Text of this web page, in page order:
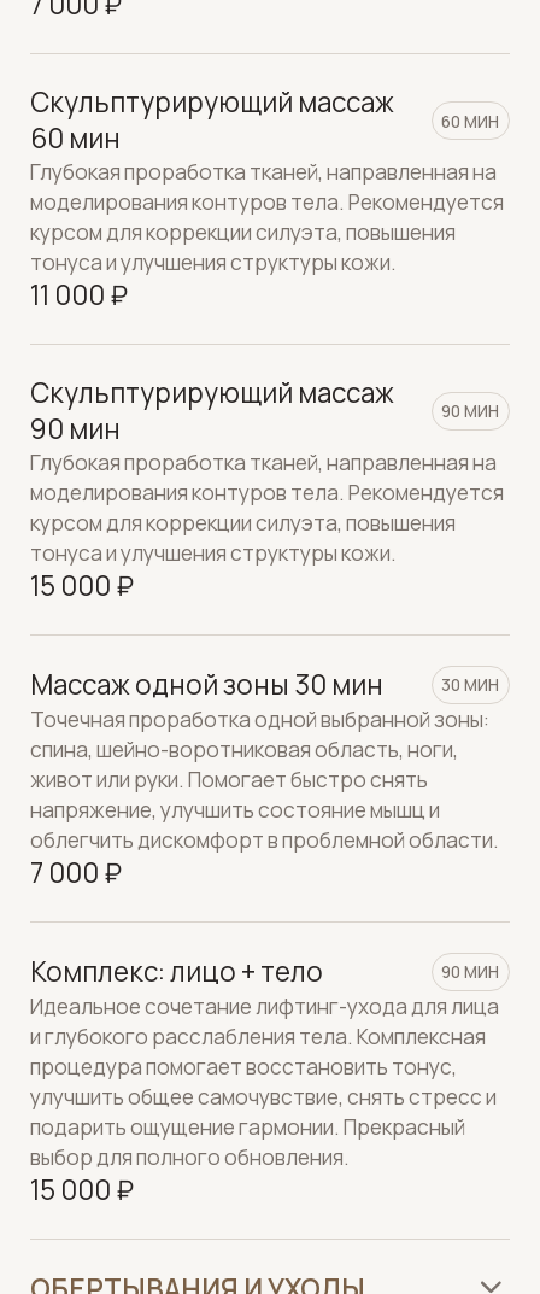
Массаж одной зоны 30 мин
Точечная проработка одной выбранной зоны:
спина, шейно-воротниковая область, ноги,
живот или руки. Помогает быстро снять
напряжение, улучшить состояние мышц и
облегчить дискомфорт в проблемной области.
7 000 ₽
Комплекс: лицо + тело
и глубокого расслабления тела. Комплексная
улучшить общее самочувствие, снять стресс и
подарить ощущение гармонии. Прекрасный
выбор для полного обновления.
15 000 ₽
ОБЕРТЫВАНИЯ И УХОДЫ
FABBRIMARINE Бандажное
Экспресс"
Дренажное бандажное обертывание
Fabrimarine выполняется с использованием
профессиональных пропитанных бандажей.
Процедура применяется в программах ухода за
телом и способствует ощущению лёгкости,
улучшению комфорта и ухоженному внешнему
виду кожи.
8 500 ₽
FABBRIMARINE Бандажное
обертывание "Слим-
Экспресс"
Моделирующее бандажное обертывание
Fabrimarine применяется для работы с
контурами тела и визуальной плотностью кожи.
Процедура подбирается индивидуально и
может использоваться как самостоятельный
уход или в составе курсовых программ.
8 500 ₽
Обертывание листовой
60 МИН